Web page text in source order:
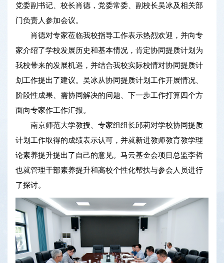
党委副书记、校长肖德，党委常委、副校长吴冰及相关部
门负责人参加会议。
肖德对专家莅临我校指导工作表示热烈欢迎，并向专
家介绍了学校发展历史和基本情况，肯定协同提质计划为
我校带来的发展机遇，并结合我校实际校情对协同提质计
划工作提出了建议。吴冰从协同提质计划工作开展情况、
阶段性成果、需协同解决的问题、下一步工作打算四个方
面向专家作工作汇报。
南京师范大学教授、专家组组长邱莉对学校协同提质
计划工作取得的成绩表示认可，并就新进教师教育教学理
论素养提升提出了自己的意见。马云基金会项目总监李哲
也就管理干部素养提升和高校个性化帮扶与参会人员进行
了探讨。